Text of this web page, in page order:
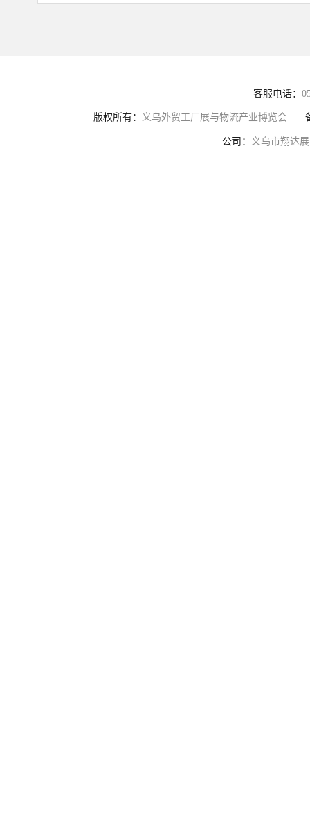
客服电话：
版权所有： 义乌外贸工厂展与物流产业博览会
公司： 义乌市翔达